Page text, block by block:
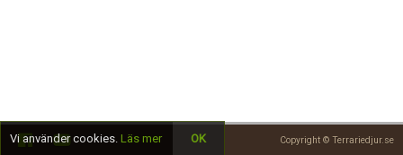
Copyright © Terrariedjur.se
Vi använder cookies. Läs mer OK